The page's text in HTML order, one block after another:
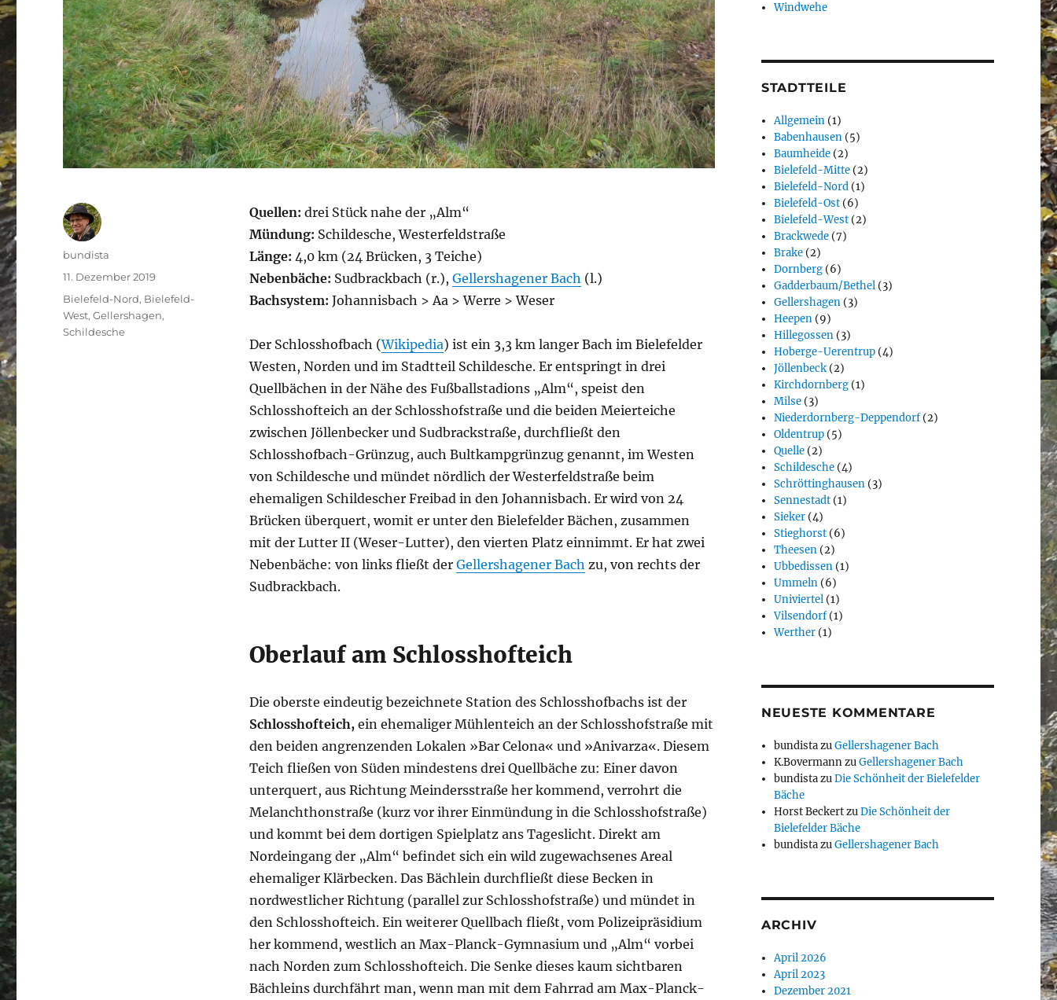
Quellen: drei Stück nahe der „Alm“
Mündung: Schildesche, Westerfeldstraße
Länge: 4,0 km (24 Brücken, 3 Teiche)
Nebenbäche: Sudbrackbach (r.), Gellershagener Bach (l.)
Bachsystem: Johannisbach > Aa > Werre > Weser
Der Schlosshofbach (Wikipedia) ist ein 3,3 km langer Bach im Bielefelder
Westen, Norden und im Stadtteil Schildesche. Er entspringt in drei
Quellbächen in der Nähe des Fußballstadions „Alm“, speist den
Schlosshofteich an der Schlosshofstraße und die beiden Meierteiche
zwischen Jöllenbecker und Sudbrackstraße, durchfließt den
Schlosshofbach-Grünzug, auch Bultkampgrünzug genannt, im Westen
von Schildesche und mündet nördlich der Westerfeldstraße beim
ehemaligen Schildescher Freibad in den Johannisbach. Er wird von 24
Brücken überquert, womit er unter den Bielefelder Bächen, zusammen
mit der Lutter II (Weser-Lutter), den vierten Platz einnimmt. Er hat zwei
Nebenbäche: von links fließt der Gellershagener Bach zu, von rechts der
Sudbrackbach.
Oberlauf am Schlosshofteich
Die oberste eindeutig bezeichnete Station des Schlosshofbachs ist der
Schlosshofteich, ein ehemaliger Mühlenteich an der Schlosshofstraße mit
den beiden angrenzenden Lokalen »Bar Celona« und »Anivarza«. Diesem
Teich fließen von Süden mindestens drei Quellbäche zu: Einer davon
unterquert, aus Richtung Meindersstraße her kommend, verrohrt die
Melanchthonstraße (kurz vor ihrer Einmündung in die Schlosshofstraße)
und kommt bei dem dortigen Spielplatz ans Tageslicht. Direkt am
Nordeingang der „Alm“ befindet sich ein wild zugewachsenes Areal
ehemaliger Klärbecken. Das Bächlein durchfließt diese Becken in
nordwestlicher Richtung (parallel zur Schlosshofstraße) und mündet in
den Schlosshofteich. Ein weiterer Quellbach fließt, vom Polizeipräsidium
her kommend, westlich an Max-Planck-Gymnasium und „Alm“ vorbei
nach Norden zum Schlosshofteich. Die Senke dieses kaum sichtbaren
Bächleins durchfährt man, wenn man mit dem Fahrrad am Max-Planck-
Autor
bundista
Veröffentlicht
am
11. Dezember 2019
Kategorien
Bielefeld-Nord, Bielefeld-
West,Gellershagen,
Schildesche
Windwehe
STADTTEILE
Allgemein (1)
Babenhausen (5)
Baumheide (2)
Bielefeld-Mitte (2)
Bielefeld-Nord (1)
Bielefeld-Ost (6)
Bielefeld-West (2)
Brackwede (7)
Brake (2)
Dornberg (6)
Gadderbaum/Bethel (3)
Gellershagen (3)
Heepen (9)
Hillegossen (3)
Hoberge-Uerentrup (4)
Jöllenbeck (2)
Kirchdornberg (1)
Milse (3)
Niederdornberg-Deppendorf(2)
Oldentrup (5)
Quelle (2)
Schildesche (4)
Schröttinghausen (3)
Sennestadt (1)
Sieker (4)
Stieghorst (6)
Theesen (2)
Ubbedissen (1)
Ummeln (6)
Univiertel (1)
Vilsendorf(1)
Werther (1)
NEUESTE KOMMENTARE
bundistazuGellershagener Bach
K.BovermannzuGellershagener Bach
bundistazuDie Schönheit der Bielefelder
Bäche
Horst BeckertzuDie Schönheit der
Bielefelder Bäche
bundistazuGellershagener Bach
ARCHIV
April 2026
April 2023
Dezember 2021